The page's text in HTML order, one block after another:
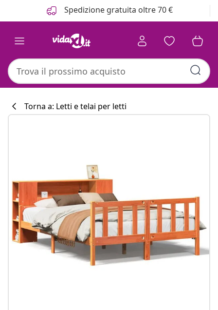
Spedizione gratuita oltre 70 €
Torna a: Letti e telai per letti